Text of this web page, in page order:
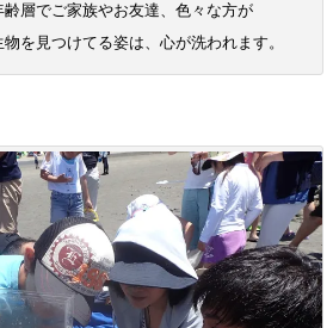
層でご家族やお友達、色々な方が
を見つけてる姿は、心が洗われます。